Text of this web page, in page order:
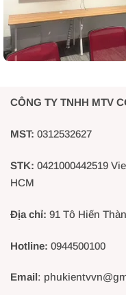
CÔNG TY TNHH MTV
MST: 0312532627
STK: 0421000442519
HCM
Địa chỉ: 91 Tô Hiến
Hotline: 0944500100
Email: